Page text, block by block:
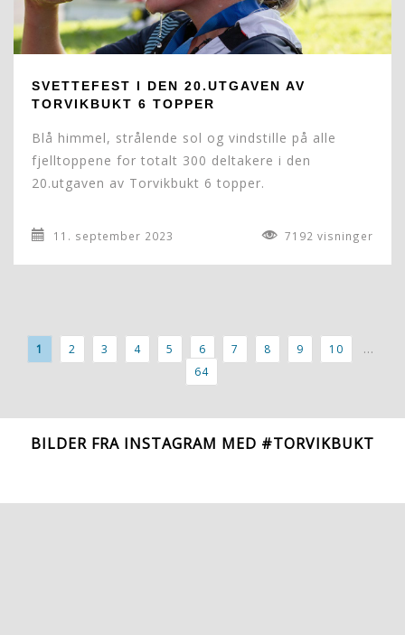
SVETTEFEST I DEN 20.UTGAVEN AV
TORVIKBUKT 6 TOPPER
Blå himmel, strålende sol og vindstille på alle
fjelltoppene for totalt 300 deltakere i den
20.utgaven av Torvikbukt 6 topper.
11. september 2023 7192 visninger
1 2 3 4 5 6 7 8 9 10 ...
64
BILDER FRA INSTAGRAM MED #TORVIKBUKT